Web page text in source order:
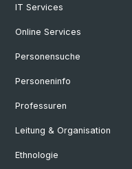
IT Services
Online Services
Personensuche
Personeninfo
Professuren
Leitung & Organisation
Ethnologie